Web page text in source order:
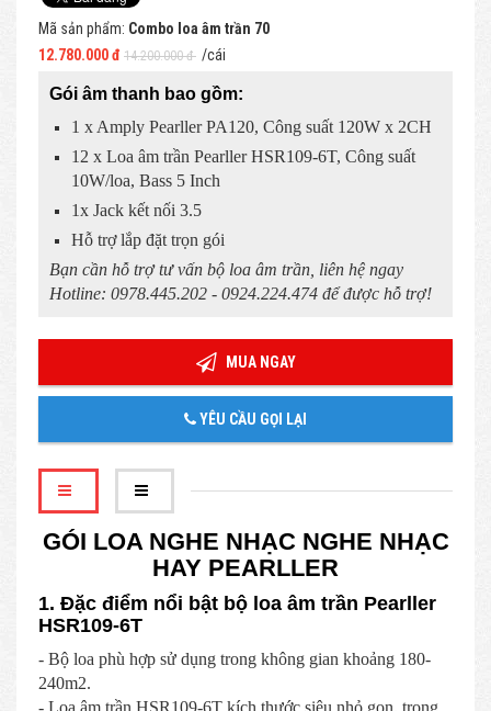
Mã sản phẩm: Combo loa âm trần 70
12.780.000 đ 14.200.000 đ /cái
Gói âm thanh bao gồm:
1 x Amply Pearller PA120, Công suất 120W x 2CH
12 x Loa âm trần Pearller HSR109-6T, Công suất
10W/loa, Bass 5 Inch
1x Jack kết nối 3.5
Hỗ trợ lắp đặt trọn gói
Bạn cần hỗ trợ tư vấn bộ loa âm trần, liên hệ ngay
Hotline: 0978.445.202 - 0924.224.474 để được hỗ trợ!
MUA NGAY
YÊU CẦU GỌI LẠI
GÓI LOA NGHE NHẠC NGHE NHẠC
HAY PEARLLER
1. Đặc điểm nổi bật bộ loa âm trần Pearller
HSR109-6T
- Bộ loa phù hợp sử dụng trong không gian khoảng 180-
240m2.
- Loa âm trần HSR109-6T kích thước siêu nhỏ gọn, trọng